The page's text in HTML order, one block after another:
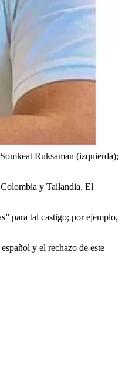
Ruksaman (izquierda);
Colombia y Tailandia. El
para tal castigo; por ejemplo,
y el rechazo de este